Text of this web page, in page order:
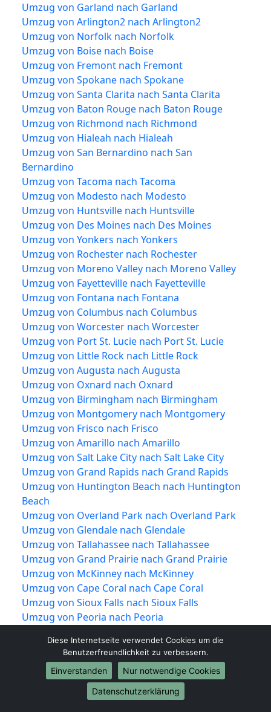
Umzug von Garland nach Garland
Umzug von Arlington2 nach Arlington2
Umzug von Norfolk nach Norfolk
Umzug von Boise nach Boise
Umzug von Fremont nach Fremont
Umzug von Spokane nach Spokane
Umzug von Santa Clarita nach Santa Clarita
Umzug von Baton Rouge nach Baton Rouge
Umzug von Richmond nach Richmond
Umzug von Hialeah nach Hialeah
Umzug von San Bernardino nach San
Bernardino
Umzug von Tacoma nach Tacoma
Umzug von Modesto nach Modesto
Umzug von Huntsville nach Huntsville
Umzug von Des Moines nach Des Moines
Umzug von Yonkers nach Yonkers
Umzug von Rochester nach Rochester
Umzug von Moreno Valley nach Moreno Valley
Umzug von Fayetteville nach Fayetteville
Umzug von Fontana nach Fontana
Umzug von Columbus nach Columbus
Umzug von Worcester nach Worcester
Umzug von Port St. Lucie nach Port St. Lucie
Umzug von Little Rock nach Little Rock
Umzug von Augusta nach Augusta
Umzug von Oxnard nach Oxnard
Umzug von Birmingham nach Birmingham
Umzug von Montgomery nach Montgomery
Umzug von Frisco nach Frisco
Umzug von Amarillo nach Amarillo
Umzug von Salt Lake City nach Salt Lake City
Umzug von Grand Rapids nach Grand Rapids
Umzug von Huntington Beach nach Huntington
Beach
Umzug von Overland Park nach Overland Park
Umzug von Glendale nach Glendale
Umzug von Tallahassee nach Tallahassee
Umzug von Grand Prairie nach Grand Prairie
Umzug von McKinney nach McKinney
Umzug von Cape Coral nach Cape Coral
Umzug von Sioux Falls nach Sioux Falls
Umzug von Peoria nach Peoria
Umzug von Vancouver nach Vancouver
Umzug von Knoxville nach Knoxville
Umzug von Akron nach Akron
Umzug von Shreveport nach Shreveport
Umzug von Mobile nach Mobile
Diese Internetseite verwendet Cookies um die
Benutzerfreundlichkeit zu verbessern.
Einverstanden
Nur notwendige Cookies
Datenschutzerklärung